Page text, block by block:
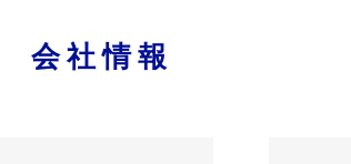
会社情報